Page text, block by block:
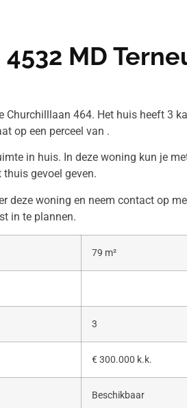
MD
464. Het huis heeft 3
op een perceel van .
in huis. In deze woning kun je
thuis gevoel geven.
deze woning en neem contact op
in te plannen.
79 m²
3
€ 300.000 k.k.
Beschikbaar